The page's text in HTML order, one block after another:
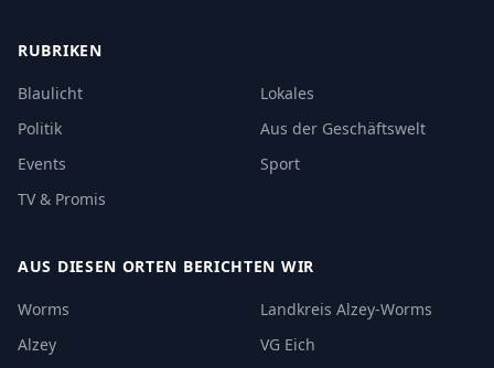
RUBRIKEN
Blaulicht
Lokales
Politik
Aus der Geschäftswelt
Events
Sport
TV & Promis
AUS DIESEN ORTEN BERICHTEN WIR
Worms
Landkreis Alzey-Worms
Alzey
VG Eich